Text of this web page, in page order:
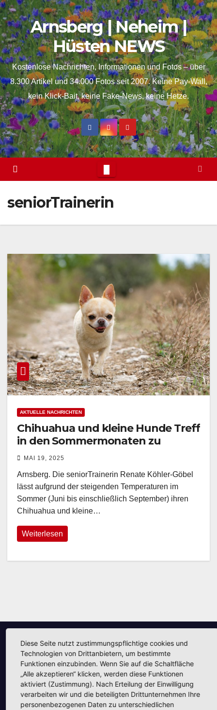
springen
Skip
to
content
Arnsberg | Neheim |
Hüsten NEWS
Kostenlose Nachrichten, Informationen und Fotos – über
8.300 Artikel und 34.000 Fotos seit 2007. Keine Pay-Wall,
kein Klick-Bait, keine Fake-News, keine Hetze.
seniorTrainerin
AKTUELLE NACHRICHTEN
Chihuahua und kleine Hunde Treff
in den Sommermonaten zu
früherer Tageszeit – Nächstes
MAI 19, 2025
Arnsberg. Die seniorTrainerin Renate Köhler-Göbel
lässt aufgrund der steigenden Temperaturen im
Sommer (Juni bis einschließlich September) ihren
Chihuahua und kleine…
Weiterlesen
Unsere Partner
Diese Seite nutzt zustimmungspflichtige cookies und
Technologien von Drittanbietern, um bestimmte
Funktionen einzubinden. Wenn Sie auf die Schaltfläche
„Alle akzeptieren“ klicken, werden diese Funktionen
aktiviert (Zustimmung). Nach Erteilung der Einwilligung
verarbeiten wir und die beteiligten Drittunternehmen Ihre
personenbezogenen Daten zu unterschiedlichen